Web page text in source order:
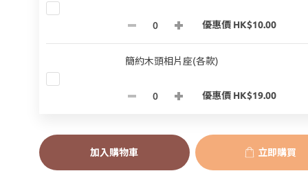
優惠價 HK$10.00
簡約木頭相片座(各款)
優惠價 HK$19.00
加入購物車 立即購買